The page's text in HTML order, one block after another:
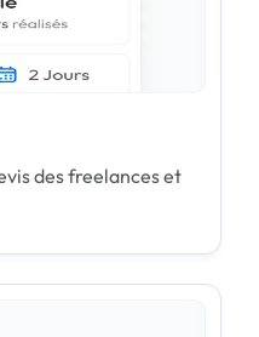
des freelances et